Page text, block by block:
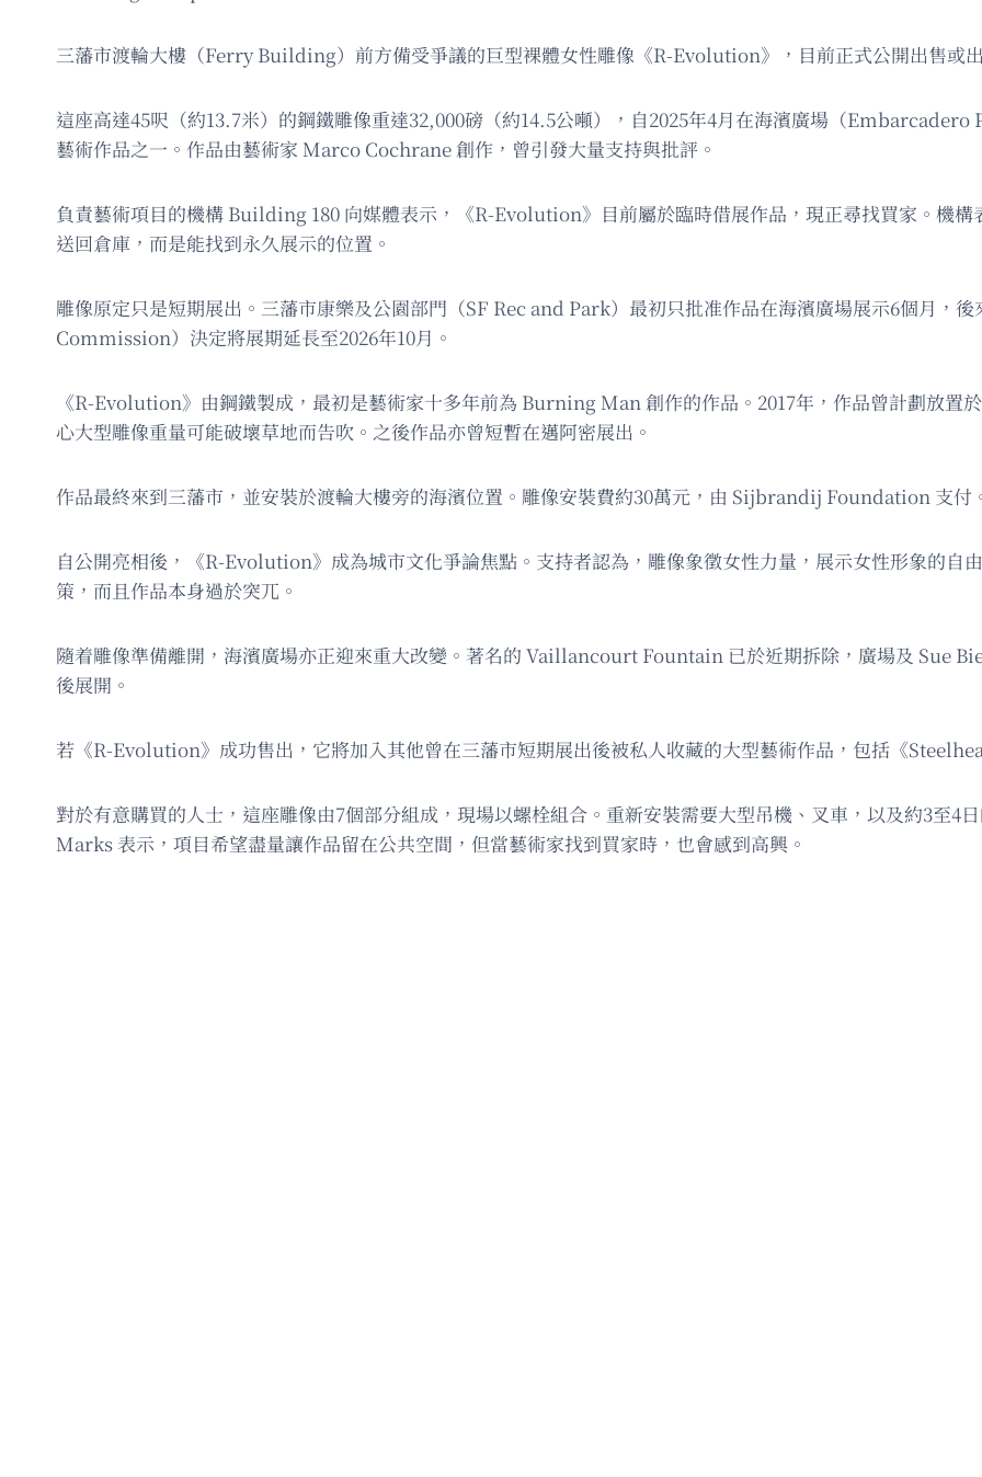
三藩市渡輪大樓（Ferry Building）前方備受爭議的巨型裸體女性雕像《R-Evolution》，目前正式公開出售或
這座高達45呎（約13.7米）的鋼鐵雕像重達32,000磅（約14.5公噸），自2025年4月在海濱廣場（
藝術作品之一。作品由藝術家 Marco Cochrane 創作，曾引發大量支持與批評。
負責藝術項目的機構 Building 180 向媒體表示，《R-Evolution》目前屬於臨時借展作品，現正尋找買家。機
送回倉庫，而是能找到永久展示的位置。
雕像原定只是短期展出。三藩市康樂及公園部門（SF Rec and Park）最初只批准作品在海濱廣場展示6個月，
Commission）決定將展期延長至2026年10月。
《R-Evolution》由鋼鐵製成，最初是藝術家十多年前為 Burning Man 創作的作品。2017年，作品曾計劃放
心大型雕像重量可能破壞草地而告吹。之後作品亦曾短暫在邁阿密展出。
作品最終來到三藩市，並安裝於渡輪大樓旁的海濱位置。雕像安裝費約30萬元，由 Sijbrandij Foundation 支付
自公開亮相後，《R-Evolution》成為城市文化爭論焦點。支持者認為，雕像象徵女性力量，展示女性形象的自
策，而且作品本身過於突兀。
隨着雕像準備離開，海濱廣場亦正迎來重大改變。著名的 Vaillancourt Fountain 已於近期拆除，廣場及 Sue
後展開。
若《R-Evolution》成功售出，它將加入其他曾在三藩市短期展出後被私人收藏的大型藝術作品，包括《
對於有意購買的人士，這座雕像由7個部分組成，現場以螺栓組合。重新安裝需要大型吊機、叉車，以及約3至
Marks 表示，項目希望盡量讓作品留在公共空間，但當藝術家找到買家時，也會感到高興。